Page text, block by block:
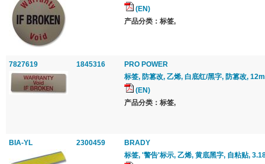
(EN)
产品分类：标签,
7827619 1845316
PRO POWER
标签, 防篡改, 乙烯, 白底红/黑字, 防篡改,
(EN)
产品分类：标签,
BIA-YL 2300459
BRADY
标签, '警告'标示, 乙烯, 黄底黑字, 自粘贴,